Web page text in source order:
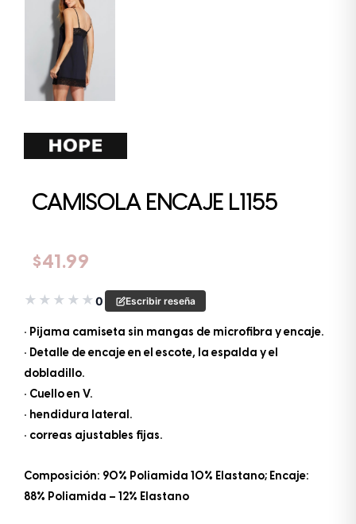
CAMISOLA ENCAJE L1155
$41.99
★ ★ ★ ★ ★0 Escribir reseña
• Pijama camiseta sin mangas de microfibra y encaje.
• Detalle de encaje en el escote, la espalda y el
dobladillo.
• Cuello en V.
• hendidura lateral.
• correas ajustables fijas.
Composición: 90% Poliamida 10% Elastano; Encaje:
88% Poliamida – 12% Elastano